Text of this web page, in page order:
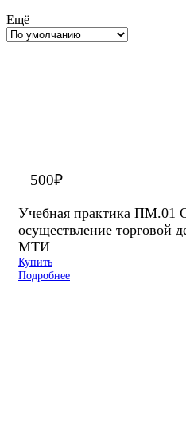
Ещё
500₽
Учебная практика ПМ.01
осуществление торговой
МТИ
Купить
Подробнее